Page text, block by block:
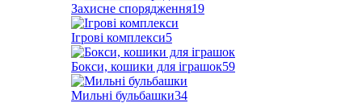
Захисне спорядження19
Ігрові комплекси5
Бокси, кошики для іграшок59
Мильні бульбашки34